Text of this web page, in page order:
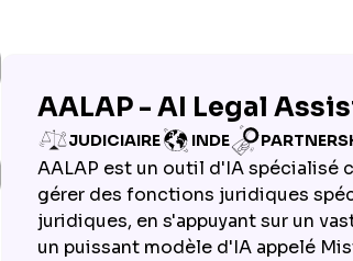
AALAP - AI Legal
JUDICIAIRE INDE
AALAP est un outil d'IA spécialisé
gérer des fonctions juridiques
juridiques, en s'appuyant sur un
un puissant modèle d'IA appelé